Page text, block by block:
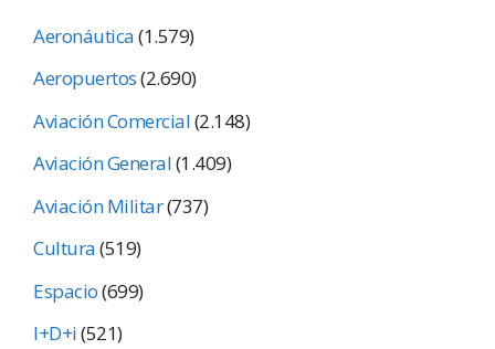
Aeronáutica(1.579)
Aeropuertos(2.690)
Aviación Comercial(2.148)
Aviación General(1.409)
Aviación Militar(737)
Cultura(519)
Espacio(699)
I+D+i(521)